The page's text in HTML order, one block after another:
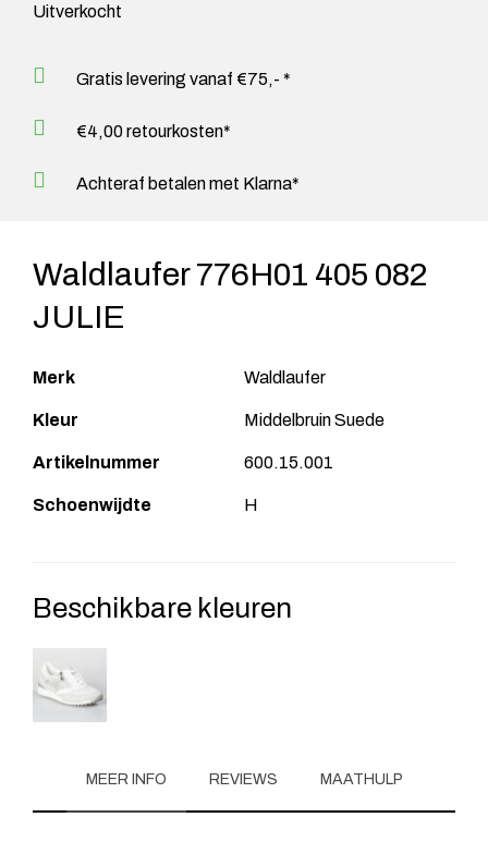
Uitverkocht
Gratis levering vanaf €75,- *
€4,00 retourkosten*
Achteraf betalen met Klarna*
Waldlaufer 776H01 405 082
JULIE
Merk Waldlaufer
Kleur Middelbruin Suede
Artikelnummer 600.15.001
Schoenwijdte H
Beschikbare kleuren
MEER INFO REVIEWS MAATHULP